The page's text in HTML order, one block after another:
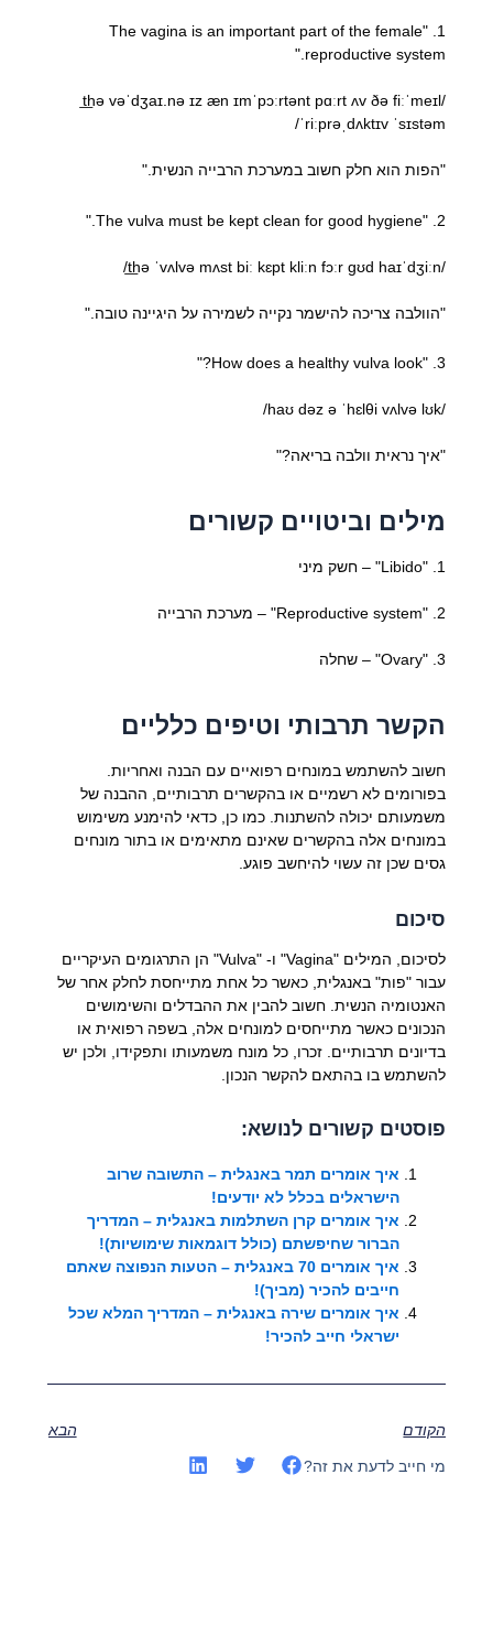
1. "The vagina is an important part of the female
reproductive system."
/t͟hə vəˈdʒaɪ.nə ɪz æn ɪmˈpɔːrtənt pɑːrt ʌv ðə fiːˈmeɪl
ˈriːprəˌdʌktɪv ˈsɪstəm/
"הפות הוא חלק חשוב במערכת הרבייה הנשית."
2. "The vulva must be kept clean for good hygiene."
/t͟hə ˈvʌlvə mʌst biː kɛpt kliːn fɔːr gʊd haɪˈdʒiːn/
"הוולבה צריכה להישמר נקייה לשמירה על היגיינה טובה."
3. "How does a healthy vulva look?"
/haʊ dəz ə ˈhɛlθi vʌlvə lʊk/
"איך נראית וולבה בריאה?"
מילים וביטויים קשורים
1. "Libido" – חשק מיני
2. "Reproductive system" – מערכת הרבייה
3. "Ovary" – שחלה
הקשר תרבותי וטיפים כלליים
חשוב להשתמש במונחים רפואיים עם הבנה ואחריות.
בפורומים לא רשמיים או בהקשרים תרבותיים, ההבנה של
משמעותם יכולה להשתנות. כמו כן, כדאי להימנע משימוש
במונחים אלה בהקשרים שאינם מתאימים או בתור מונחים
גסים שכן זה עשוי להיחשב פוגע.
סיכום
לסיכום, המילים "Vagina" ו- "Vulva" הן התרגומים העיקריים
עבור "פות" באנגלית, כאשר כל אחת מתייחסת לחלק אחר של
האנטומיה הנשית. חשוב להבין את ההבדלים והשימושים
הנכונים כאשר מתייחסים למונחים אלה, בשפה רפואית או
בדיונים תרבותיים. זכרו, כל מונח משמעותו ותפקידו, ולכן יש
להשתמש בו בהתאם להקשר הנכון.
פוסטים קשורים לנושא:
איך אומרים תמר באנגלית – התשובה שרוב
הישראלים בכלל לא יודעים!
איך אומרים קרן השתלמות באנגלית – המדריך
הברור שחיפשתם (כולל דוגמאות שימושיות)!
איך אומרים 70 באנגלית – הטעות הנפוצה שאתם
חייבים להכיר (מביך)!
איך אומרים שירה באנגלית – המדריך המלא שכל
ישראלי חייב להכיר!
הקודם הבא
מי חייב לדעת את זה?